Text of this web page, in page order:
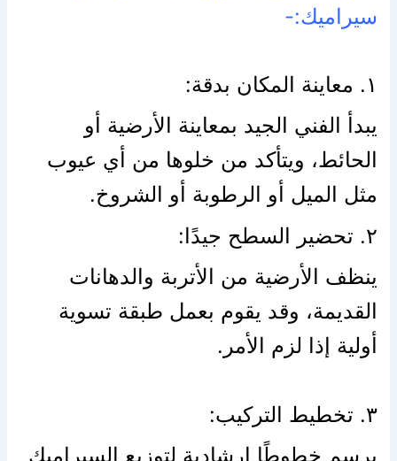
سيراميك:-
١. معاينة المكان بدقة:
يبدأ الفني الجيد بمعاينة الأرضية أو
الحائط، ويتأكد من خلوها من أي عيوب
مثل الميل أو الرطوبة أو الشروخ.
٢. تحضير السطح جيدًا:
ينظف الأرضية من الأتربة والدهانات
القديمة، وقد يقوم بعمل طبقة تسوية
أولية إذا لزم الأمر.
٣. تخطيط التركيب:
يرسم خطوطًا إرشادية لتوزيع السيراميك